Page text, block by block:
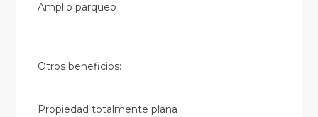
Amplio parqueo
Otros beneficios:
Propiedad totalmente plana